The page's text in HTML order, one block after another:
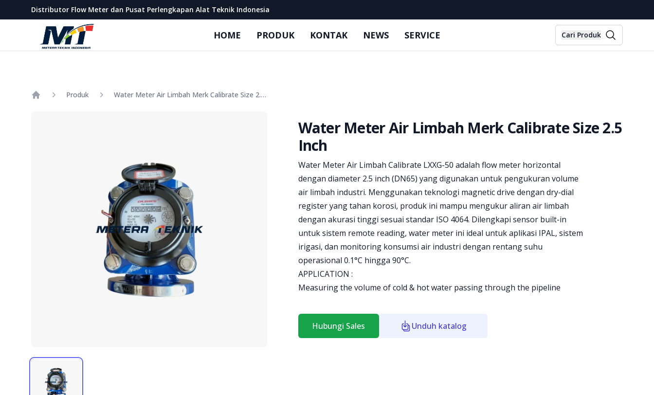
Distributor Flow Meter dan Pusat Perlengkapan Alat Teknik Indonesia
Metera Teknik Indonesia
HOME PRODUK KONTAK NEWS SERVICE Cari Produk
Produk Water Meter Air Limbah Merk Calibrate Size 2.5 Inch
Water Meter Air Limbah Merk Calibrate Size 2.5
Inch
Product information
Water Meter Air Limbah Calibrate LXXG-50 adalah flow meter horizontal
dengan diameter 2.5 inch (DN65) yang digunakan untuk pengukuran volume
air limbah industri. Menggunakan teknologi magnetic drive dengan dry-dial
register yang tahan korosi, produk ini mampu mengukur aliran air limbah
dengan akurasi tinggi sesuai standar ISO 4064. Dilengkapi sensor built-in
untuk sistem remote reading, water meter ini ideal untuk aplikasi IPAL, sistem
irigasi, dan monitoring konsumsi air industri dengan rentang suhu
operasional 0.1°C hingga 90°C.
APPLICATION :
Measuring the volume of cold & hot water passing through the pipeline
Hubungi Sales Unduh katalog